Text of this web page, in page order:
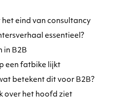
eind van consultancy
essentieel?
in B2B
een fatbike lijkt
betekent dit voor B2B?
over het hoofd ziet